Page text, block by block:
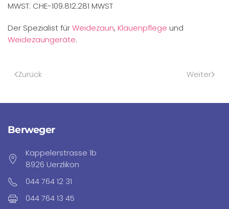
MWST: CHE-109.812.281 MWST
Der Spezialist fürWeidezaun, Klauenpflege und
Weidezaungeräte.
Zurück Weiter
Berweger
Kappelerstrasse 1b
8926 Uerzlikon
044 764 12 31
044 764 13 45